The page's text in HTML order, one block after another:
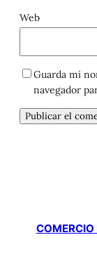
Web
Guarda mi
navegador